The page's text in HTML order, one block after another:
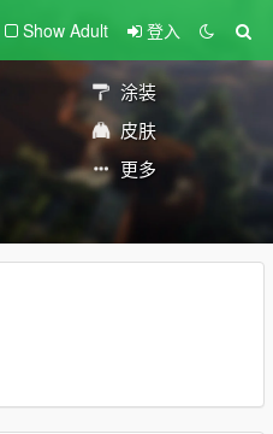
Show Adult 登入
涂装
皮肤
更多